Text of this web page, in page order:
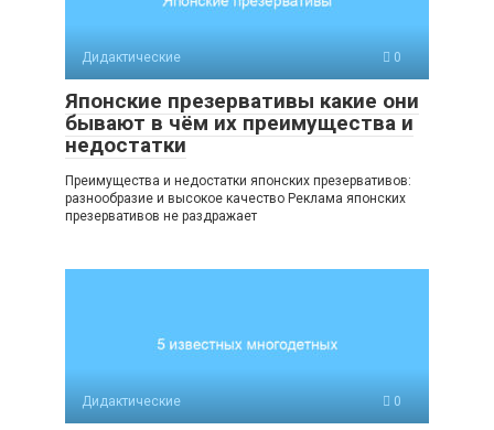
Дидактические 0
Японские презервативы какие они
бывают в чём их преимущества и
недостатки
Преимущества и недостатки японских презервативов:
разнообразие и высокое качество Реклама японских
презервативов не раздражает
Дидактические 0